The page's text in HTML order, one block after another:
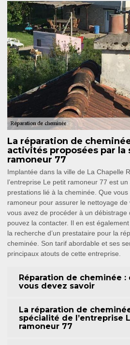
La réparation de
activités proposées par
ramoneur 77
Implantée dans la ville de La Chapelle
l’entreprise Le petit ramoneur 77 est
prestations lié à la cheminée. Que vous
ramoneur pour assurer le nettoyage
vous avez de procéder à un
pouvez la contacter. Il en est
la recherche d’un prestataire pour la
cheminée. Son tarif abordable et ses
principaux atouts de cette entreprise.
Réparation de cheminée :
vous devez savoir
La réparation de
spécialité de l’entreprise
ramoneur 77